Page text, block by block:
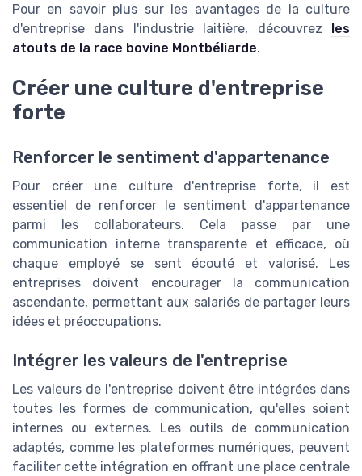
Pour en savoir plus sur les avantages de la culture
d'entreprise dans l'industrie laitière, découvrez les
atouts de la race bovine Montbéliarde.
Créer une culture d'entreprise
forte
Renforcer le sentiment d'appartenance
Pour créer une culture d'entreprise forte, il est
essentiel de renforcer le sentiment d'appartenance
parmi les collaborateurs. Cela passe par une
communication interne transparente et efficace, où
chaque employé se sent écouté et valorisé. Les
entreprises doivent encourager la communication
ascendante, permettant aux salariés de partager leurs
idées et préoccupations.
Intégrer les valeurs de l'entreprise
Les valeurs de l'entreprise doivent être intégrées dans
toutes les formes de communication, qu'elles soient
internes ou externes. Les outils de communication
adaptés, comme les plateformes numériques, peuvent
faciliter cette intégration en offrant une place centrale